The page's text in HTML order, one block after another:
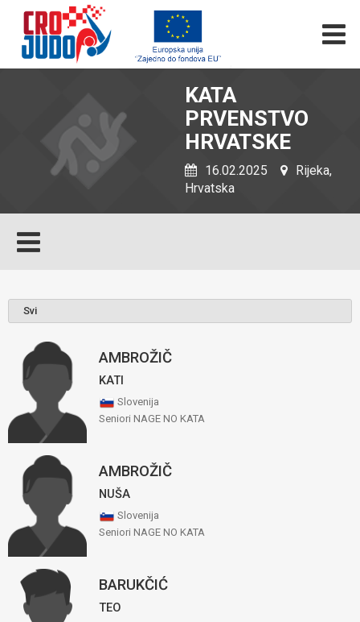
KATA
PRVENSTVO
HRVATSKE
16.02.2025
Rijeka,
Hrvatska
AMBROŽIČ
KATI
Slovenija
Seniori NAGE NO KATA
AMBROŽIČ
NUŠA
Slovenija
Seniori NAGE NO KATA
BARUKČIĆ
TEO